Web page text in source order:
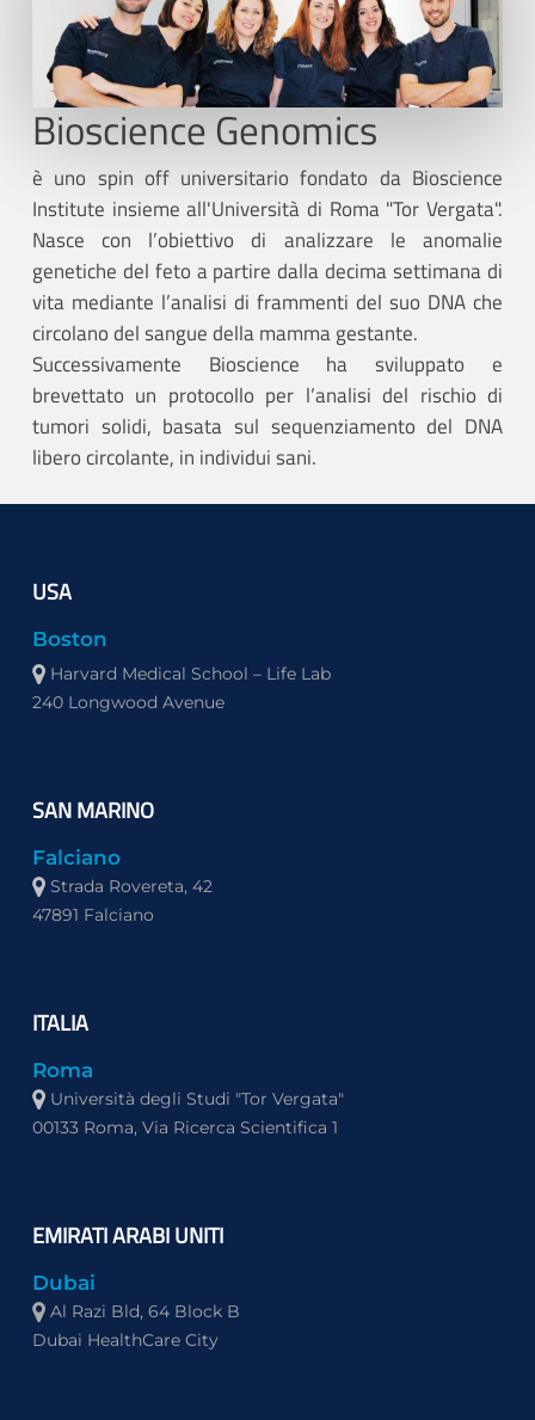
Bioscience Genomics
è uno spin off universitario fondato da Bioscience
Institute insieme all'Università di Roma "Tor Vergata".
Nasce con l’obiettivo di analizzare le anomalie
genetiche del feto a partire dalla decima settimana di
vita mediante l’analisi di frammenti del suo DNA che
circolano del sangue della mamma gestante.
Successivamente Bioscience ha sviluppato e
brevettato un protocollo per l’analisi del rischio di
tumori solidi, basata sul sequenziamento del DNA
libero circolante, in individui sani.
USA
Boston
Harvard Medical School – Life Lab
240 Longwood Avenue
SAN MARINO
Falciano
Strada Rovereta, 42
47891 Falciano
ITALIA
Roma
Università degli Studi "Tor Vergata"
00133 Roma, Via Ricerca Scientifica 1
EMIRATI ARABI UNITI
Dubai
Al Razi Bld, 64 Block B
Dubai HealthCare City